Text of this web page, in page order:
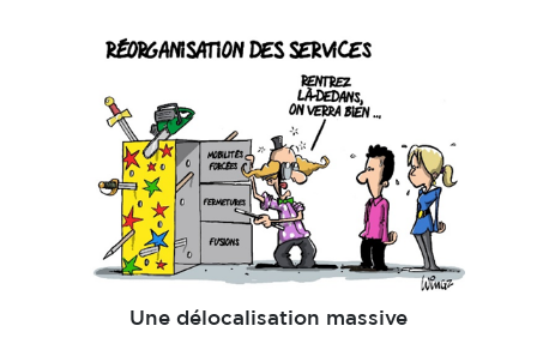
Une délocalisation massive